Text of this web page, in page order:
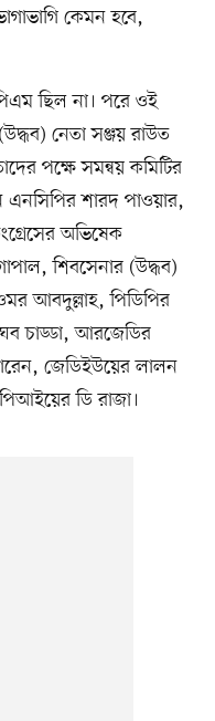
কেমন হবে,
ছিল না। পরে ওই
নেতা সঞ্জয় রাউত
পক্ষে সমন্বয় কমিটির
শারদ পাওয়ার,
অভিষেক
শিবসেনার (উদ্ধব)
আবদুল্লাহ, পিডিপির
চাড্ডা, আরজেডির
জেডিইউয়ের লালন
ডি রাজা।